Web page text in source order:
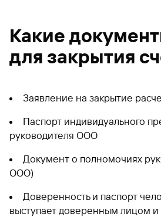
Какие
для закрытия
Заявление на закрытие
Паспорт индивидуального
руководителя ООО
Документ о полномочиях
ООО)
Доверенность и паспорт
выступает доверенным лицом и